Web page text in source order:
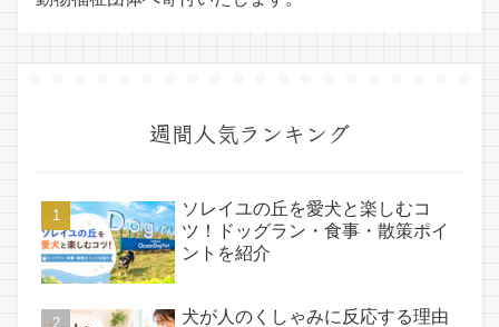
週間人気ランキング
ソレイユの丘を愛犬と楽しむコ
ツ！ドッグラン・食事・散策ポイ
ントを紹介
犬が人のくしゃみに反応する理由